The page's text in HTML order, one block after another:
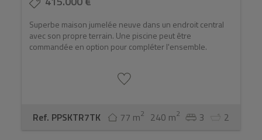
Superbe maison jumelée neuve dans un endroit central
avec son propre terrain. Une piscine peut être
commandée en option pour compléter l'ensemble.
Ref. PPSKTR7TK 77 m2 240 m2 3 2